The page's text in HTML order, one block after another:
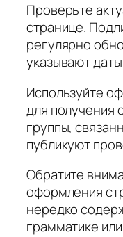
Проверьте
странице.
регулярно
указывают
Используйте
для получения
группы,
публикуют
Обратите
оформления
нередко
грамматике